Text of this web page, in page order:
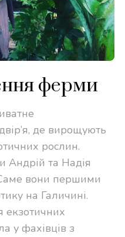
ферми
де вирощують
рослин.
Андрій та Надія
вони першими
на Галичині.
екзотичних
у фахівців з